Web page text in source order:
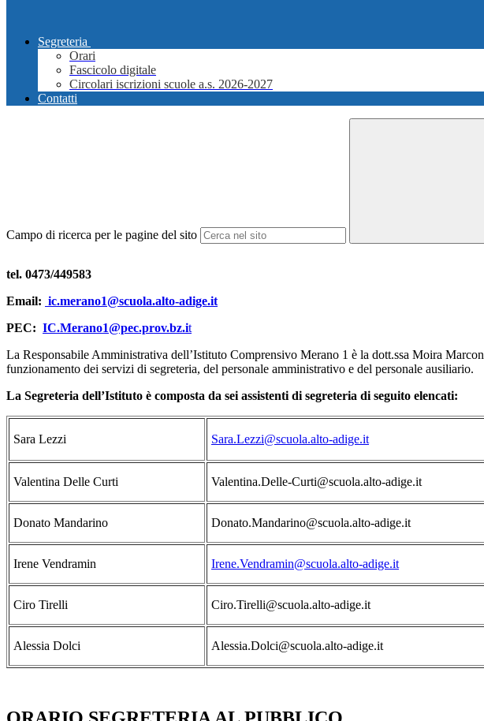
Segreteria
Orari
Fascicolo digitale
Circolari iscrizioni scuole a.s. 2026-2027
Contatti
Campo di ricerca per le pagine del sito
tel. 0473/449583
Email: ic.merano1@scuola.alto-adige.it
PEC: IC.Merano1@pec.prov.bz.it
La Responsabile Amministrativa dell’Istituto Comprensivo Merano 1 è la dott.ssa Moira Marcon
funzionamento dei servizi di segreteria, del personale amministrativo e del personale ausiliario.
La Segreteria dell’Istituto è composta da sei assistenti di segreteria di seguito elencati:
Sara Lezzi Sara.Lezzi@scuola.alto-adige.it
Valentina Delle Curti Valentina.Delle-Curti@scuola.alto-adige.it
Donato Mandarino Donato.Mandarino@scuola.alto-adige.it
Irene Vendramin Irene.Vendramin@scuola.alto-adige.it
Ciro Tirelli Ciro.Tirelli@scuola.alto-adige.it
Alessia Dolci Alessia.Dolci@scuola.alto-adige.it